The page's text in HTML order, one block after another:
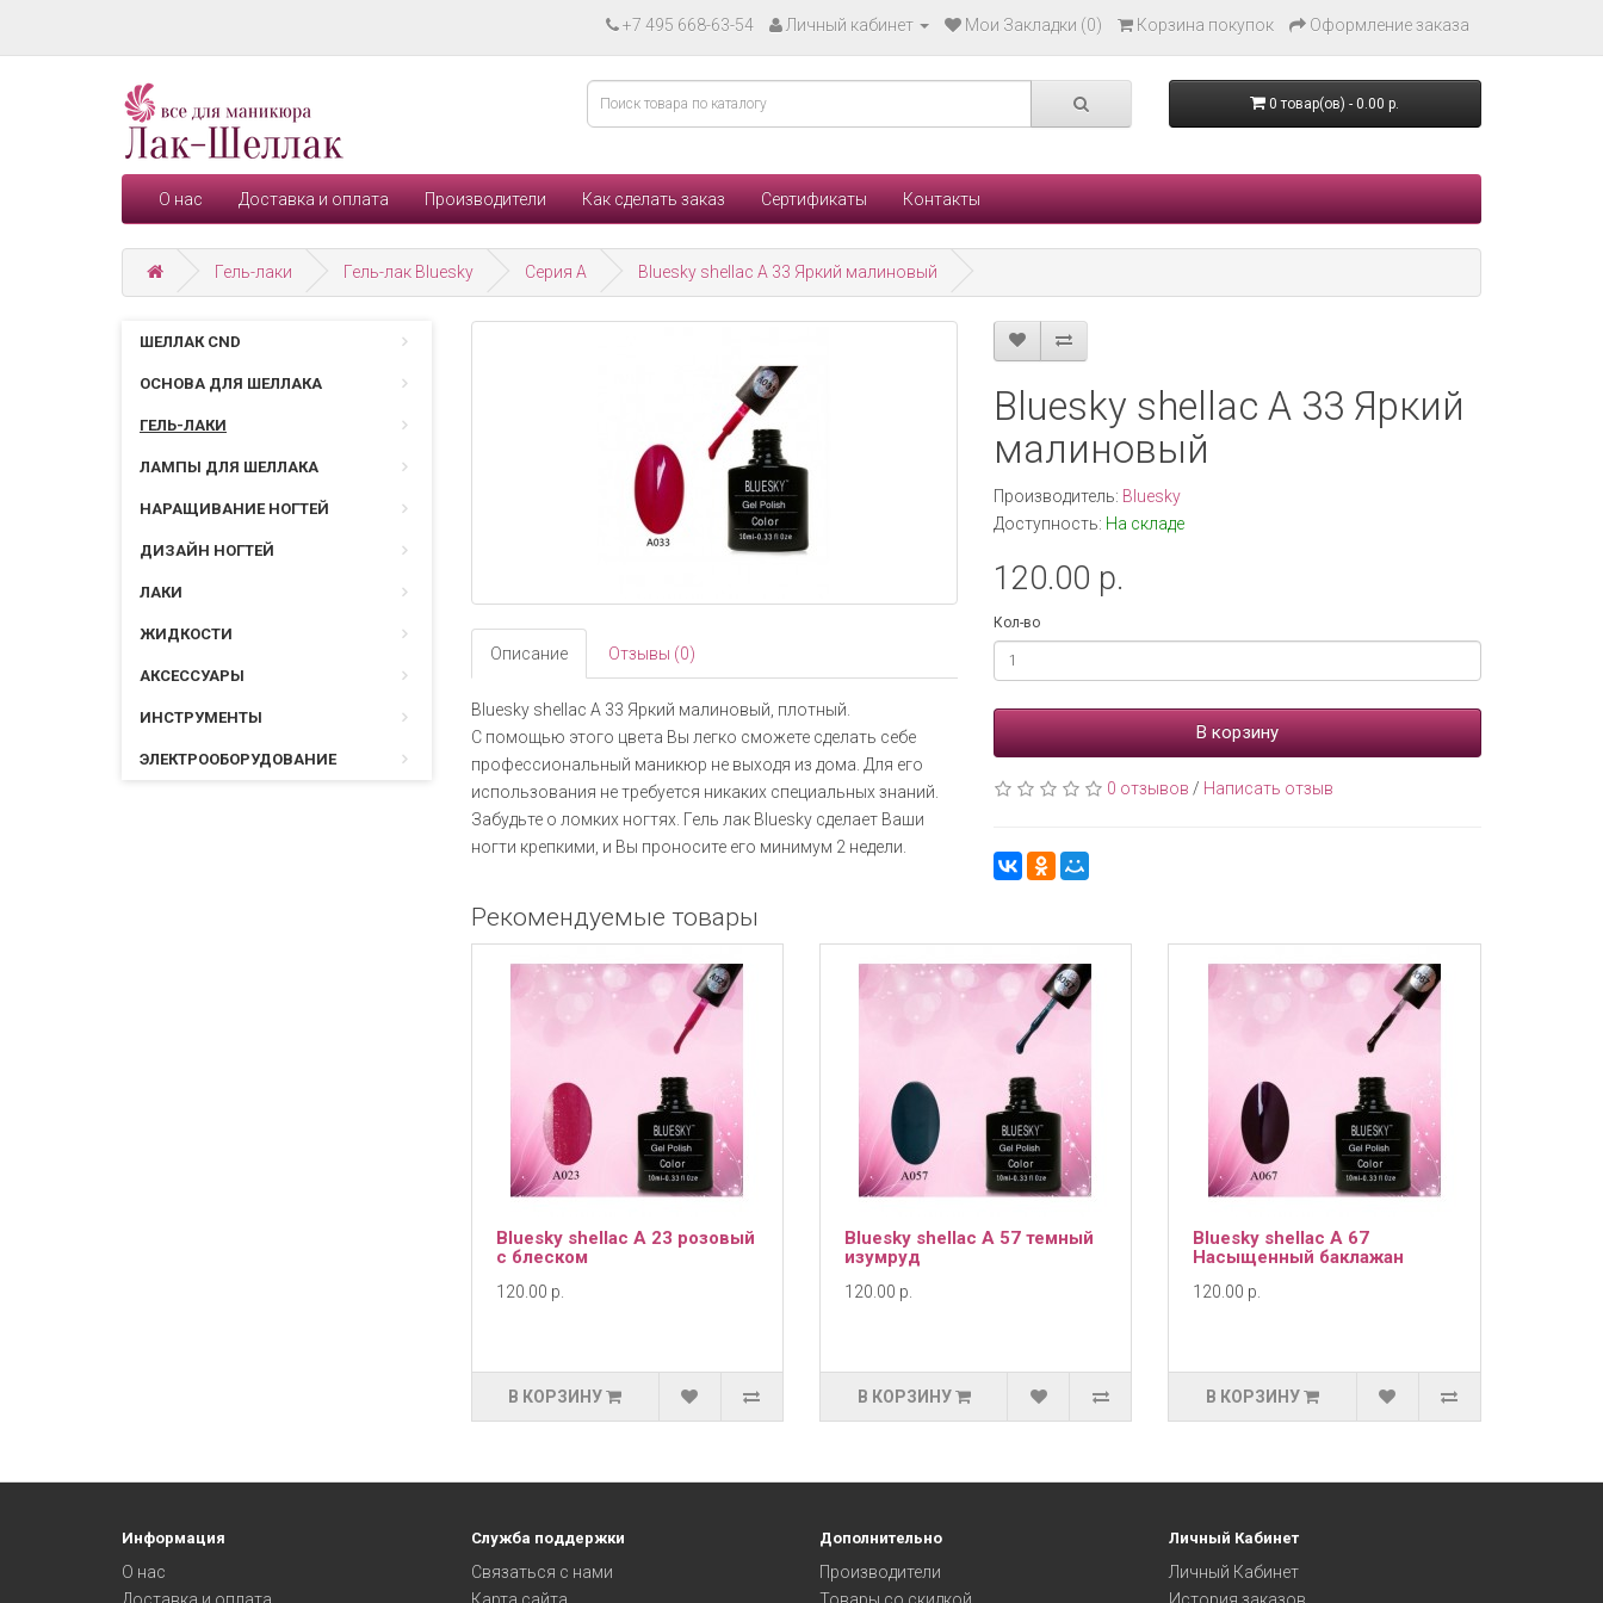
+7 495 668-63-54 Личный кабинет Мои Закладки (0) Корзина покупок Оформление заказа
0 товар(ов) - 0.00 р.
О нас Доставка и оплата Производители Как сделать заказ Сертификаты Контакты
Гель-лаки Гель-лак Bluesky Серия А Bluesky shellac A 33 Яркий малиновый
ШЕЛЛАК CND
ОСНОВА ДЛЯ ШЕЛЛАКА
ГЕЛЬ-ЛАКИ
ЛАМПЫ ДЛЯ ШЕЛЛАКА
НАРАЩИВАНИЕ НОГТЕЙ
ДИЗАЙН НОГТЕЙ
ЛАКИ
ЖИДКОСТИ
АКСЕССУАРЫ
ИНСТРУМЕНТЫ
ЭЛЕКТРООБОРУДОВАНИЕ
Описание Отзывы (0)
Bluesky shellac A 33 Яркий малиновый, плотный.
С помощью этого цвета Вы легко сможете сделать себе
профессиональный маникюр не выходя из дома. Для его
использования не требуется никаких специальных знаний.
Забудьте о ломких ногтях. Гель лак Bluesky сделает Ваши
ногти крепкими, и Вы проносите его минимум 2 недели.
Bluesky shellac A 33 Яркий
малиновый
Производитель: Bluesky
Доступность: На складе
120.00 р.
Кол-во
В корзину
0 отзывов / Написать отзыв
Рекомендуемые товары
Bluesky shellac А 23 розовый
с блеском
120.00 р.
В КОРЗИНУ
Bluesky shellac А 57 темный
изумруд
120.00 р.
В КОРЗИНУ
Bluesky shellac A 67
Насыщенный баклажан
120.00 р.
В КОРЗИНУ
Информация
О нас
Служба поддержки
Связаться с нами
Дополнительно
Производители
Личный Кабинет
Личный Кабинет